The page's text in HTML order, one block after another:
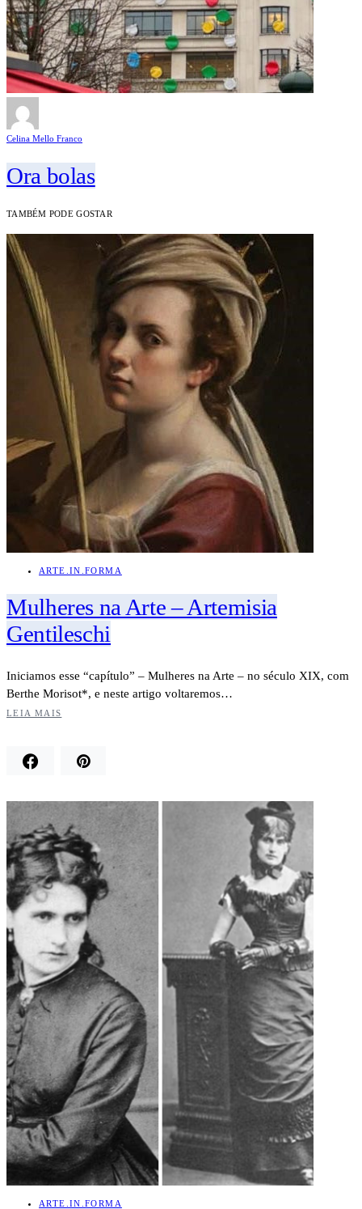
Celina Mello Franco
Ora bolas
TAMBÉM PODE GOSTAR
ARTE.IN.FORMA
Mulheres na Arte – Artemisia
Gentileschi
Iniciamos esse “capítulo” – Mulheres na Arte – no século XIX, com
Berthe Morisot*, e neste artigo voltaremos…
LEIA MAIS
ARTE.IN.FORMA